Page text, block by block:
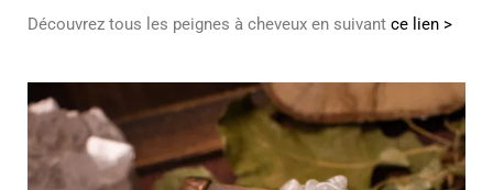
Découvrez tous les peignes à cheveux en suivant ce lien >